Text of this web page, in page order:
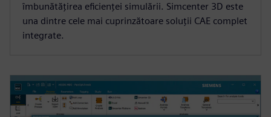
îmbunătățirea eficienței simulării. Simcenter 3D este
una dintre cele mai cuprinzătoare soluții CAE complet
integrate.